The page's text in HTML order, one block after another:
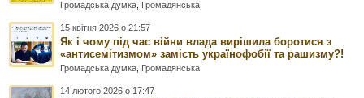
Громадська думка Громадянська
15 квітня 2026 о 21:57
Як і чому під час війни влада вирішила боротися з
«антисемітизмом» замість українофобії та рашизму?!
Громадська думка Громадянська
14 лютого 2026 о 17:47